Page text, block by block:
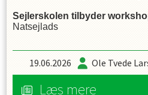
Sejlerskolen tilbyder
Natsejlads
19.06.2026 Ole Tvede
Læs mere